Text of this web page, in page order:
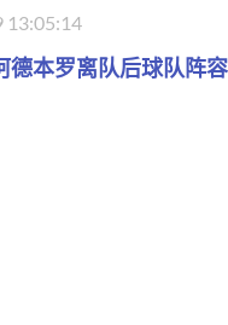
13:05:14
德本罗离队后球队阵